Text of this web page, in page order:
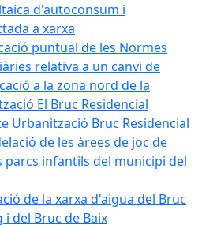
d'autoconsum i
a xarxa
puntual de les Normes
relativa a un canvi de
a la zona nord de la
El Bruc Residencial
Urbanització Bruc Residencial
de les àrees de joc de
parcs infantils del municipi del
de la xarxa d'aigua del Bruc
i del Bruc de Baix